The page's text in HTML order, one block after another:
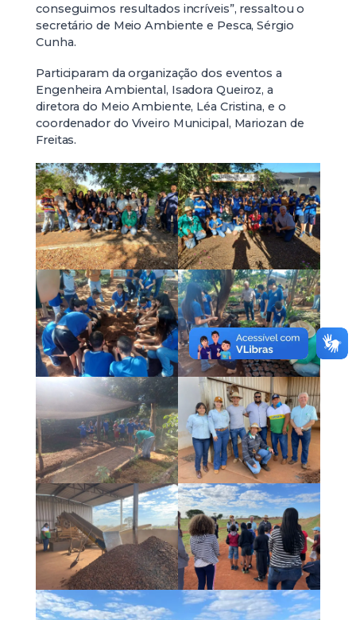
conseguimos resultados incríveis”, ressaltou o
secretário de Meio Ambiente e Pesca, Sérgio
Cunha.
Participaram da organização dos eventos a
Engenheira Ambiental, Isadora Queiroz, a
diretora do Meio Ambiente, Léa Cristina, e o
coordenador do Viveiro Municipal, Mariozan de
Freitas.